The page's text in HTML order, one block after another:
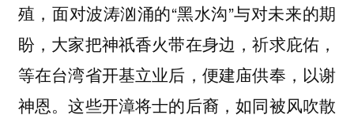
殖，面对波涛汹涌的“黑水沟”与对未来的期
盼，大家把神祇香火带在身边，祈求庇佑，
等在台湾省开基立业后，便建庙供奉，以谢
神恩。这些开漳将士的后裔，如同被风吹散